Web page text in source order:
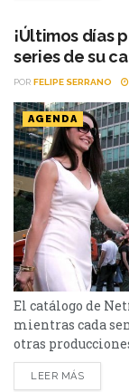
¡Últimos días
series de su
POR FELIPE SERRANO
AGENDA
El catálogo de
mientras cada
otras
plataforma. Esta
abandonarán el
LEER MÁS